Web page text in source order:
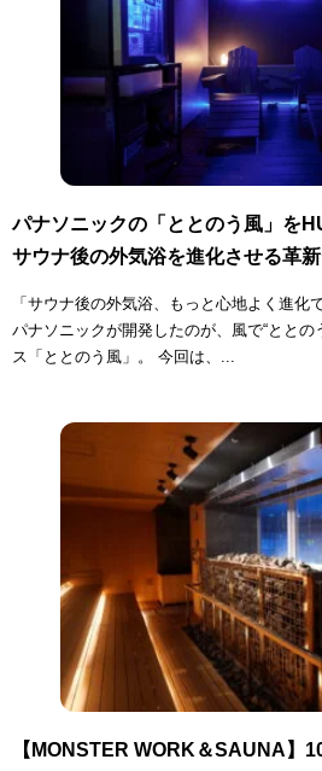
パナソニックの「ととのう風」を
サウナ後の外気浴を進化させる革
「サウナ後の外気浴、もっと心地よく進化
パナソニックが開発したのが、風で“ととの
ス「ととのう風」。 今回は、...
【MONSTER WORK＆SAUNA】